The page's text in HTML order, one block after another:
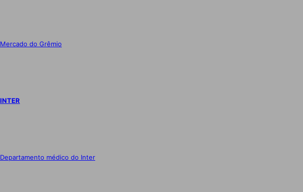
Mercado do Grêmio
INTER
Departamento médico do Inter